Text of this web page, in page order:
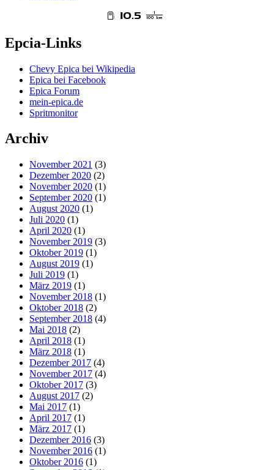
Epcia-Links
Chevy Epica bei Wikipedia
Epica bei Facebook
Epica Forum
mein-epica.de
Spritmonitor
Archiv
November 2021 (3)
Dezember 2020 (2)
November 2020 (1)
September 2020 (1)
August 2020 (1)
Juli 2020 (1)
April 2020 (1)
November 2019 (3)
Oktober 2019 (1)
August 2019 (1)
Juli 2019 (1)
März 2019 (1)
November 2018 (1)
Oktober 2018 (2)
September 2018 (4)
Mai 2018 (2)
April 2018 (1)
März 2018 (1)
Dezember 2017 (4)
November 2017 (4)
Oktober 2017 (3)
August 2017 (2)
Mai 2017 (1)
April 2017 (1)
März 2017 (1)
Dezember 2016 (3)
November 2016 (1)
Oktober 2016 (1)